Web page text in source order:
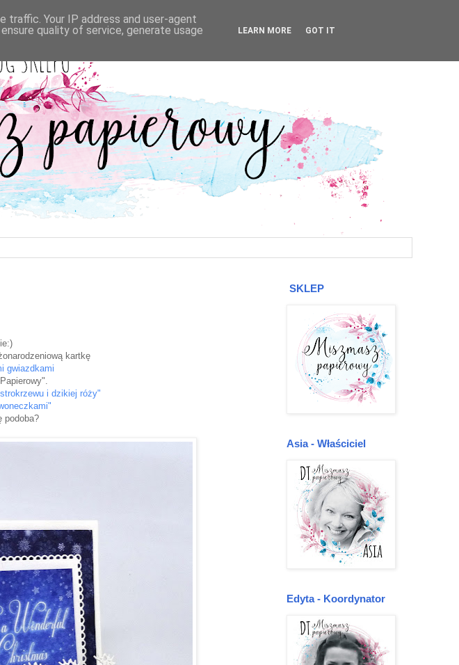
kartkę
gwiazdkami
i dzikiej róży"
podoba?
SKLEP
Asia - Właściciel
Edyta - Koordynator
Your IP address and user-agent
quality of service, generate usage
LEARN MORE GOT IT